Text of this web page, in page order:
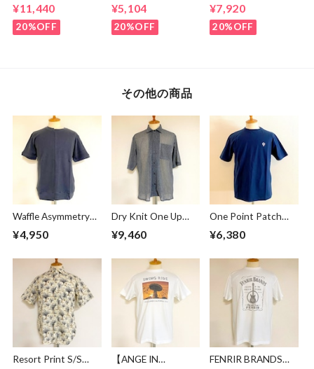
¥11,440
20%OFF
shirts White /
Green
¥5,104
20%OFF
¥7,920
20%OFF
その他の商品
Waffle Asymmetry
Sweat Charcoal
¥4,950
Dry Knit One Up
Gray
¥9,460
One Point Patch
¥6,380
Resort Print S/S
【ANGE IN
FENRIR BRANDS